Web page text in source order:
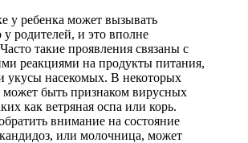
у ребенка может вызывать
у родителей, и это вполне
такие проявления связаны с
реакциями на продукты питания,
укусы насекомых. В некоторых
может быть признаком вирусных
как ветряная оспа или корь.
внимание на состояние
или молочница, может